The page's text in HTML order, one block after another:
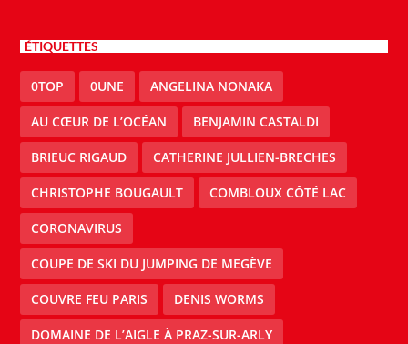
ÉTIQUETTES
0TOP 0UNE ANGELINA NONAKA
AU CŒUR DE L’OCÉAN BENJAMIN CASTALDI
BRIEUC RIGAUD CATHERINE JULLIEN-BRECHES
CHRISTOPHE BOUGAULT COMBLOUX CÔTÉ LAC
CORONAVIRUS
COUPE DE SKI DU JUMPING DE MEGÈVE
COUVRE FEU PARIS DENIS WORMS
DOMAINE DE L’AIGLE À PRAZ-SUR-ARLY